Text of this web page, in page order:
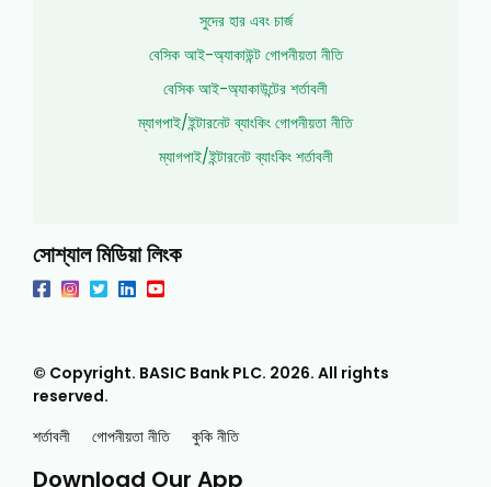
সুদের হার এবং চার্জ
বেসিক আই-অ্যাকাউন্ট গোপনীয়তা নীতি
বেসিক আই-অ্যাকাউন্টের শর্তাবলী
ম্যাগপাই/ইন্টারনেট ব্যাংকিং গোপনীয়তা নীতি
ম্যাগপাই/ইন্টারনেট ব্যাংকিং শর্তাবলী
সোশ্যাল মিডিয়া লিংক
© Copyright. BASIC Bank PLC. 2026. All rights
reserved.
শর্তাবলী
গোপনীয়তা নীতি কুকি নীতি
Download Our App